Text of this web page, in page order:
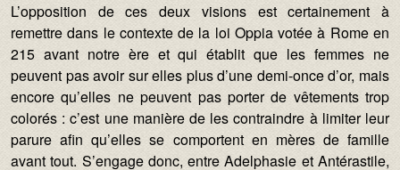
L’opposition de ces deux visions est certainement à
remettre dans le contexte de la loi Oppia votée à Rome en
215 avant notre ère et qui établit que les femmes ne
peuvent pas avoir sur elles plus d’une demi-once d’or, mais
encore qu’elles ne peuvent pas porter de vêtements trop
colorés : c’est une manière de les contraindre à limiter leur
parure afin qu’elles se comportent en mères de famille
avant tout. S’engage donc, entre Adelphasie et Antérastile,